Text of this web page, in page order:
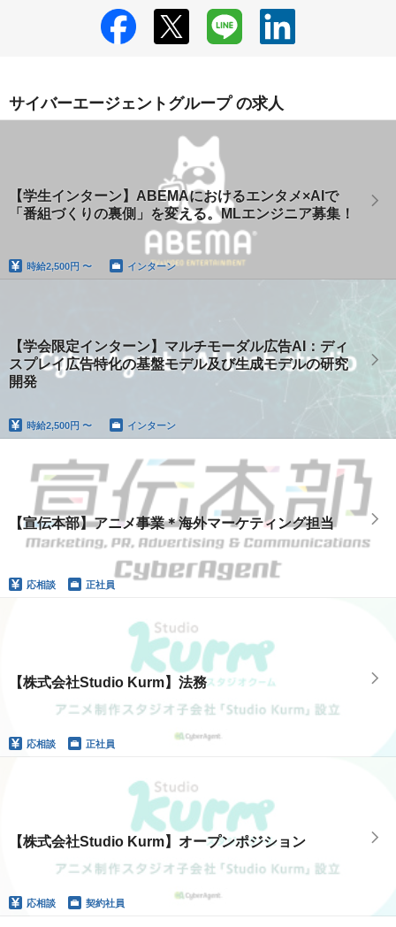
サイバーエージェントグループ の求人
【学生インターン】ABEMAにおけるエンタメ×AIで
「番組づくりの裏側」を変える。MLエンジニア募集！
時給2,500円 〜 インターン
【学会限定インターン】マルチモーダル広告AI：ディ
スプレイ広告特化の基盤モデル及び生成モデルの研究
開発
時給2,500円 〜 インターン
【宣伝本部】アニメ事業＊海外マーケティング担当
応相談 正社員
【株式会社Studio Kurm】法務
応相談 正社員
【株式会社Studio Kurm】オープンポジション
応相談 契約社員